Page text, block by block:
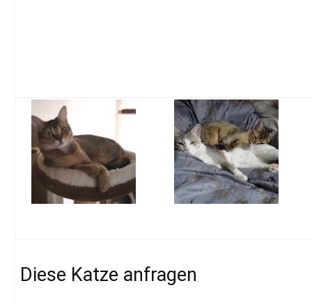
Diese Katze anfragen